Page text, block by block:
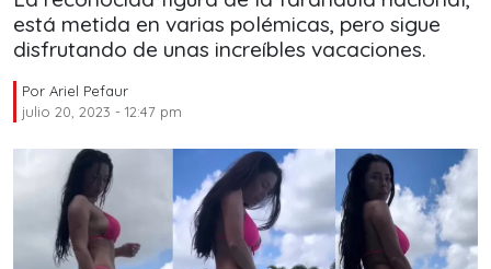
está metida en varias polémicas, pero sigue
disfrutando de unas increíbles vacaciones.
Por Ariel Pefaur
julio 20, 2023 - 12:47 pm